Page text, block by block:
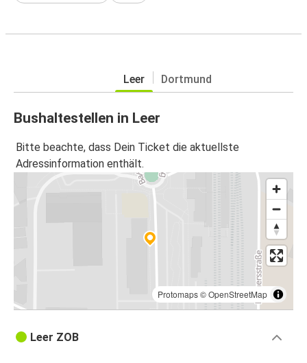
Leer Dortmund
Bushaltestellen in Leer
Bitte beachte, dass Dein Ticket die aktuellste
Adressinformation enthält.
Protomaps©OpenStreetMap
Leer ZOB